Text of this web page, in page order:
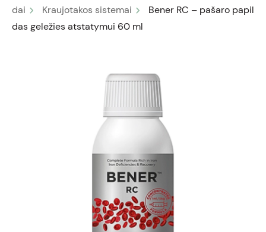
dai
Kraujotakos sistemai
Bener RC – pašaro papil
das geležies atstatymui 60 ml